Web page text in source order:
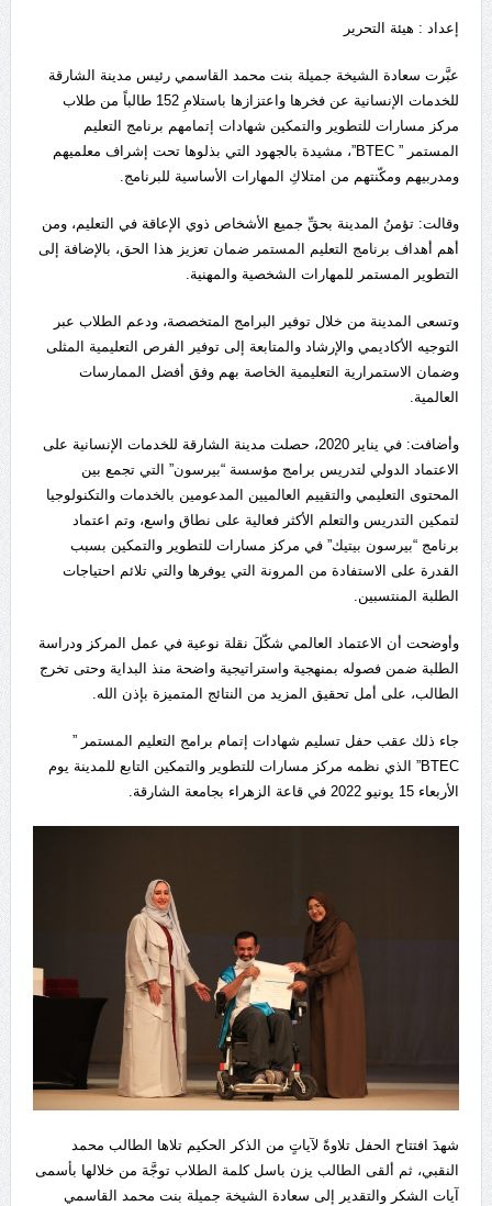
إعداد : هيئة التحرير
عبَّرت سعادة الشيخة جميلة بنت محمد القاسمي رئيس مدينة الشارقة
للخدمات الإنسانية عن فخرها واعتزازها باستلامِ 152 طالباً من طلاب
مركز مسارات للتطوير والتمكين شهادات إتمامهم برنامج التعليم
المستمر ” BTEC”، مشيدة بالجهود التي بذلوها تحت إشراف معلميهم
ومدربيهم ومكّنتهم من امتلاكِ المهارات الأساسية للبرنامج.
وقالت: تؤمنُ المدينة بحقِّ جميع الأشخاص ذوي الإعاقة في التعليم، ومن
أهم أهداف برنامج التعليم المستمر ضمان تعزيز هذا الحق، بالإضافة إلى
التطوير المستمر للمهارات الشخصية والمهنية.
وتسعى المدينة من خلال توفير البرامج المتخصصة، ودعم الطلاب عبر
التوجيه الأكاديمي والإرشاد والمتابعة إلى توفير الفرص التعليمية المثلى
وضمان الاستمرارية التعليمية الخاصة بهم وفق أفضل الممارسات
العالمية.
وأضافت: في يناير 2020، حصلت مدينة الشارقة للخدمات الإنسانية على
الاعتماد الدولي لتدريس برامج مؤسسة “بيرسون” التي تجمع بين
المحتوى التعليمي والتقييم العالميين المدعومين بالخدمات والتكنولوجيا
لتمكين التدريس والتعلم الأكثر فعالية على نطاق واسع، وتم اعتماد
برنامج “بيرسون بيتيك” في مركز مسارات للتطوير والتمكين بسبب
القدرة على الاستفادة من المرونة التي يوفرها والتي تلائم احتياجات
الطلبة المنتسبين.
وأوضحت أن الاعتماد العالمي شكّلَ نقلة نوعية في عمل المركز ودراسة
الطلبة ضمن فصوله بمنهجية واستراتيجية واضحة منذ البداية وحتى تخرج
الطالب، على أمل تحقيق المزيد من النتائج المتميزة بإذن الله.
جاء ذلك عقب حفل تسليم شهادات إتمام برامج التعليم المستمر ”
BTEC” الذي نظمه مركز مسارات للتطوير والتمكين التابع للمدينة يوم
الأربعاء 15 يونيو 2022 في قاعة الزهراء بجامعة الشارقة.
شهدَ افتتاح الحفل تلاوةً لآياتٍ من الذكر الحكيم تلاها الطالب محمد
النقبي، ثم ألقى الطالب يزن باسل كلمة الطلاب توجَّهَ من خلالها بأسمى
آيات الشكر والتقدير إلى سعادة الشيخة جميلة بنت محمد القاسمي